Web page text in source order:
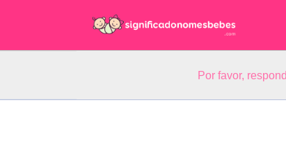
Por favor,